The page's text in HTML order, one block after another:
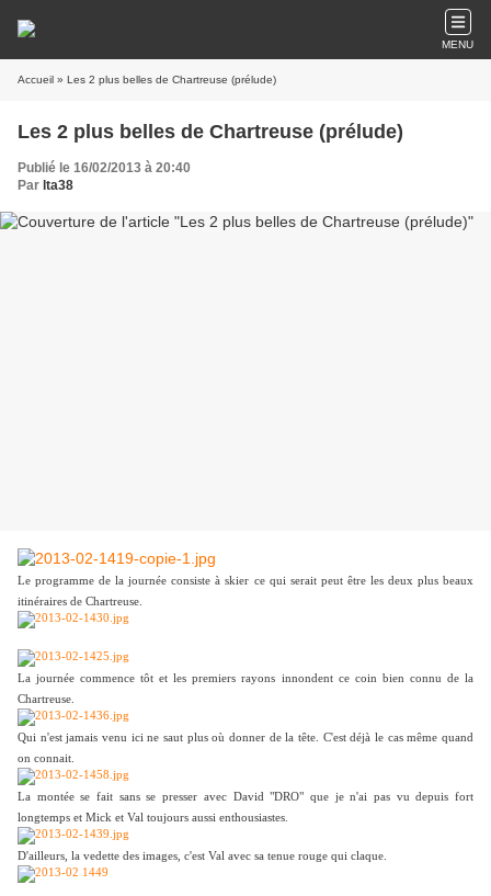
MENU
Accueil » Les 2 plus belles de Chartreuse (prélude)
Les 2 plus belles de Chartreuse (prélude)
Publié le 16/02/2013 à 20:40
Par lta38
Le programme de la journée consiste à skier ce qui serait peut être les deux plus beaux
itinéraires de Chartreuse.
La journée commence tôt et les premiers rayons innondent ce coin bien connu de la
Chartreuse.
Qui n'est jamais venu ici ne saut plus où donner de la tête. C'est déjà le cas même quand
on connait.
La montée se fait sans se presser avec David "DRO" que je n'ai pas vu depuis fort
longtemps et Mick et Val toujours aussi enthousiastes.
D'ailleurs, la vedette des images, c'est Val avec sa tenue rouge qui claque.